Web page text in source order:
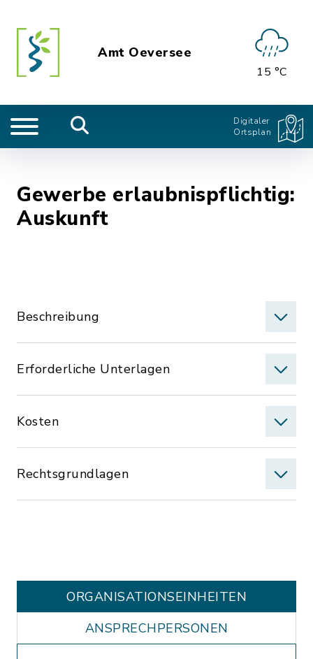
Amt Oeversee
15 °C
Digitaler
Ortsplan
Gewerbe erlaubnispflichtig:
Auskunft
Beschreibung
Erforderliche Unterlagen
Kosten
Rechtsgrundlagen
ORGANISATIONS­EINHEITEN
ANSPRECHPERSONEN